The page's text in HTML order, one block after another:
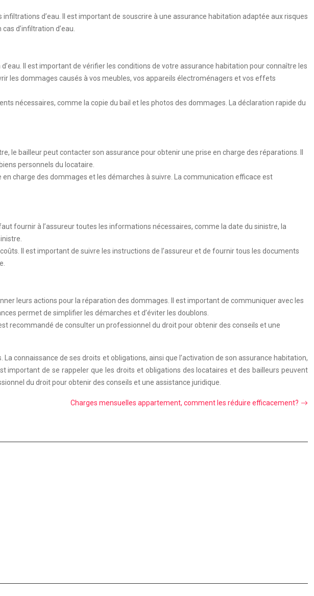
d’eau. Il est important de souscrire à une assurance habitation adaptée aux risques
d’infiltration d’eau.
Il est important de vérifier les conditions de votre assurance habitation pour connaître les
les dommages causés à vos meubles, vos appareils électroménagers et vos effets
nécessaires, comme la copie du bail et les photos des dommages. La déclaration rapide du
le bailleur peut contacter son assurance pour obtenir une prise en charge des réparations. Il
personnels du locataire.
charge des dommages et les démarches à suivre. La communication efficace est
fournir à l’assureur toutes les informations nécessaires, comme la date du sinistre, la
Il est important de suivre les instructions de l’assureur et de fournir tous les documents
leurs actions pour la réparation des dommages. Il est important de communiquer avec les
permet de simplifier les démarches et d’éviter les doublons.
recommandé de consulter un professionnel du droit pour obtenir des conseils et une
connaissance de ses droits et obligations, ainsi que l’activation de son assurance habitation,
de se rappeler que les droits et obligations des locataires et des bailleurs peuvent
du droit pour obtenir des conseils et une assistance juridique.
Charges mensuelles appartement, comment les réduire efficacement?